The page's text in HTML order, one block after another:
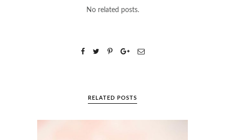
No related posts.
RELATED POSTS